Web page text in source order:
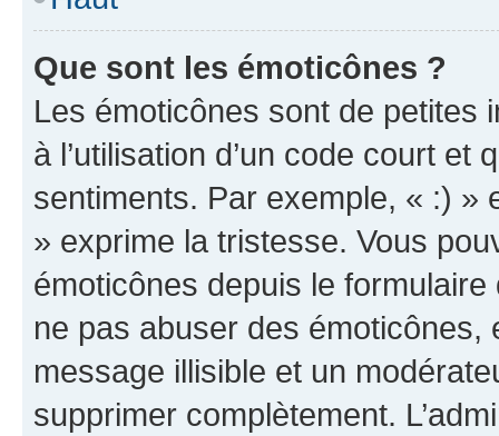
Que sont les émoticônes ?
Les émoticônes sont de petites
à l’utilisation d’un code court et
sentiments. Par exemple, « :) »
» exprime la tristesse. Vous
émoticônes depuis le
ne pas abuser des
message illisible et un
supprimer complètement.